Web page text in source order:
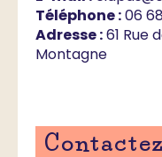
Téléphone :06
Adresse :61 Rue
Montagne